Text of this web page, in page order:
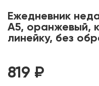
Ежедневник
А5, оранжевый,
линейку, без
819 ₽